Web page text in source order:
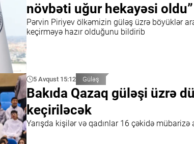
növbəti uğur hekayəsi
Pərvin Piriyev ölkəmizin güləş üzrə böyüklər
keçirməyə hazır olduğunu bildirib
5 Avqust 15:12 Güləş
Bakıda Qazaq güləşi üzrə
keçiriləcək
Yarışda kişilər və qadınlar 16 çəkidə